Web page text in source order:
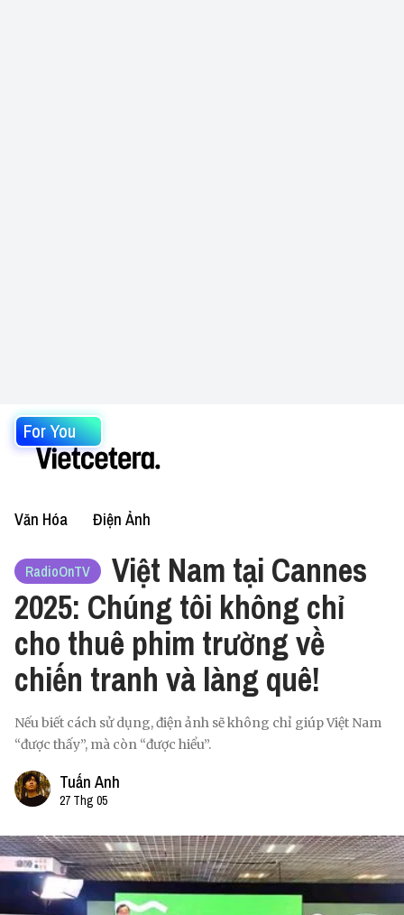
For You
Văn Hóa Điện Ảnh
RadioOnTV
Việt Nam tại Cannes
2025: Chúng tôi không chỉ
cho thuê phim trường về
chiến tranh và làng quê!
Nếu biết cách sử dụng, điện ảnh sẽ không chỉ giúp Việt Nam
“được thấy”, mà còn “được hiểu”.
Tuấn Anh
27 Thg 05